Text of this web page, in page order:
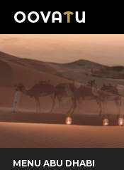
MENU ABU DHABI